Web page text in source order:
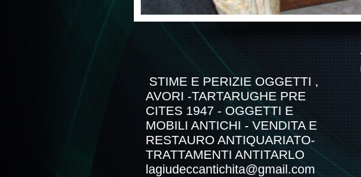
STIME E PERIZIE OGGETTI ,
AVORI -TARTARUGHE PRE
CITES 1947 - OGGETTI E
MOBILI ANTICHI - VENDITA E
RESTAURO ANTIQUARIATO-
TRATTAMENTI ANTITARLO
lagiudeccantichita@gmail.com